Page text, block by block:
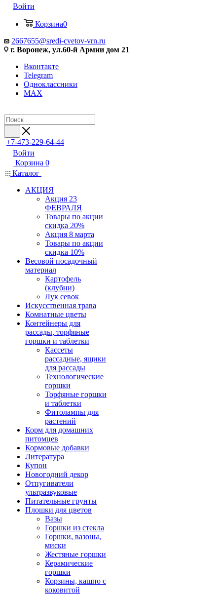
Войти
Корзина0
2667655@sredi-cvetov-vrn.ru
г. Воронеж, ул.60-й Армии дом 21
Вконтакте
Telegram
Одноклассники
MAX
+7-473-229-64-44
Войти
Корзина 0
Каталог
АКЦИЯ
Акция 23
ФЕВРАЛЯ
Товары по акции
скидка 20%
Акция 8 марта
Товары по акции
скидка 10%
Весовой посадочный
материал
Картофель
(клубни)
Лук севок
Искусственная трава
Комнатные цветы
Контейнеры для
рассады, торфяные
горшки и таблетки
Кассеты
рассадные, ящики
для рассады
Технологические
горшки
Торфяные горшки
и таблетки
Фитолампы для
растений
Корм для домашних
питомцев
Кормовые добавки
Литература
Купон
Новогодний декор
Отпугиватели
ультразвуковые
Питательные грунты
Плошки для цветов
Вазы
Горшки из стекла
Горшки, вазоны,
миски
Жестяные горшки
Керамические
горшки
Корзины, кашпо с
коковитой